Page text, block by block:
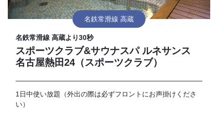
名鉄常滑線 高蔵
名鉄常滑線 高蔵より30秒
スポーツクラブ&サウナスパ ルネサンス
名古屋熱田24（スポーツクラブ）
1日中使い放題（外出の際は必ずフロントにお声掛けくださ
い）